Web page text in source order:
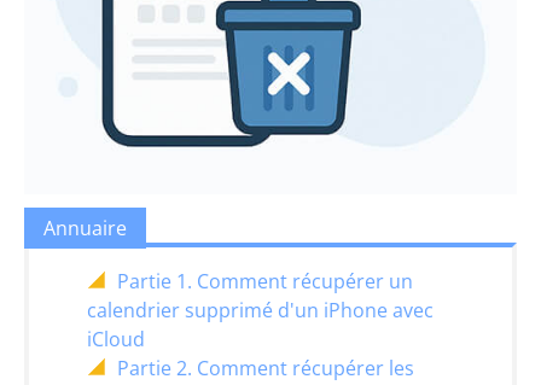
Annuaire
Partie 1. Comment récupérer un
calendrier supprimé d'un iPhone avec
iCloud
Partie 2. Comment récupérer les